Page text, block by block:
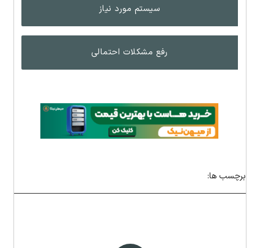
سیستم مورد نیاز
رفع مشکلات احتمالی
برچسب ها: